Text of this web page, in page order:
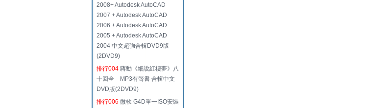
2008+ Autodesk AutoCAD
2007 + Autodesk AutoCAD
2006 + Autodesk AutoCAD
2005 + Autodesk AutoCAD
2004 中文超強合輯DVD9版
(2DVD9)
排行004 蔣勳《細說紅樓夢》八
十回全 MP3有聲書 合輯中文
DVD版(2DVD9)
排行006 微軟 G4D單一ISO安裝